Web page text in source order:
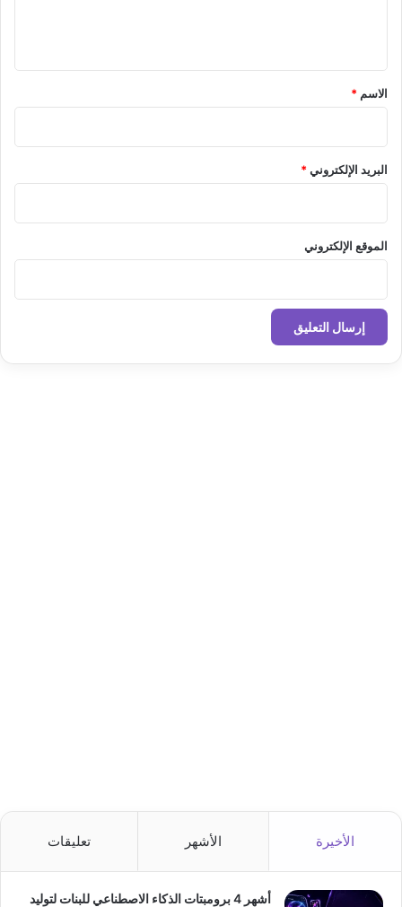
*
الاسم *
البريد الإلكتروني*
الموقع الإلكتروني
الأخيرة الأشهر تعليقات
أشهر 4 برومبتات الذكاء الاصطناعي للبنات لتوليد